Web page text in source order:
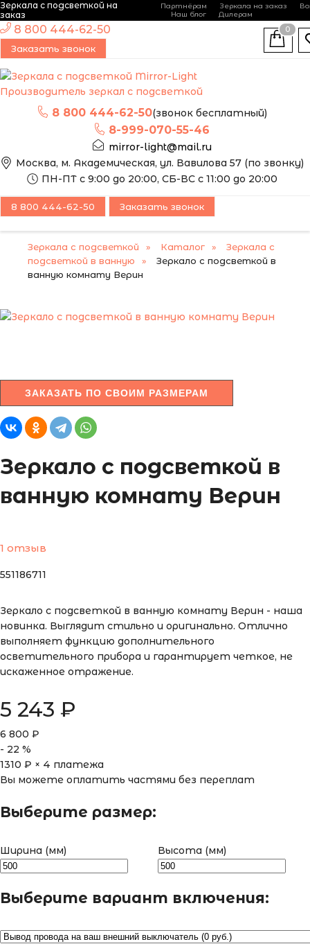
Зеркала с подсветкой на
заказ
Партнёрам Зеркала на заказ
Наш блог
Дилерам
Производитель зеркал с подсветкой
8 800 444-62-50(звонок бесплатный)
8-999-070-55-46
mirror-light@mail.ru
Москва, м. Академическая, ул. Вавилова 57 (по звонку)
ПН-ПТ с 9:00 до 20:00, СБ-ВС с 11:00 до 20:00
8 800 444-62-50
Заказать звонок
0
8 800 444-62-50 Заказать звонок
Зеркала с подсветкой Каталог
Зеркала с
подсветкой в ванную
Зеркало с подсветкой в
ванную комнату Верин
ЭТО ЗЕРКАЛО МЫ
МОЖЕМ ИЗГОТОВИТЬ
ПО ВАШИМ
ЗАКАЗАТЬ ПО СВОИМ РАЗМЕРАМ
Зеркало с подсветкой в
ванную комнату Верин
1 отзыв
551186711
Зеркало с подсветкой в ванную комнату Верин - наша
новинка. Выглядит стильно и оригинально. Отлично
выполняет функцию дополнительного
осветительного прибора и гарантирует четкое, не
искаженное отражение.
5 243 ₽
6 800 ₽
- 22 %
1310 ₽ × 4 платежа
Вы можете оплатить частями без переплат
Выберите размер:
Ширина (мм) Высота (мм)
Выберите вариант включения:
-